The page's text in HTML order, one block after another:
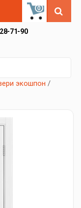
0
71-90
экошпон /